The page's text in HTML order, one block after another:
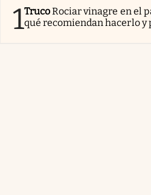
1TrucoRociar vinagre en el
qué recomiendan hacerlo y